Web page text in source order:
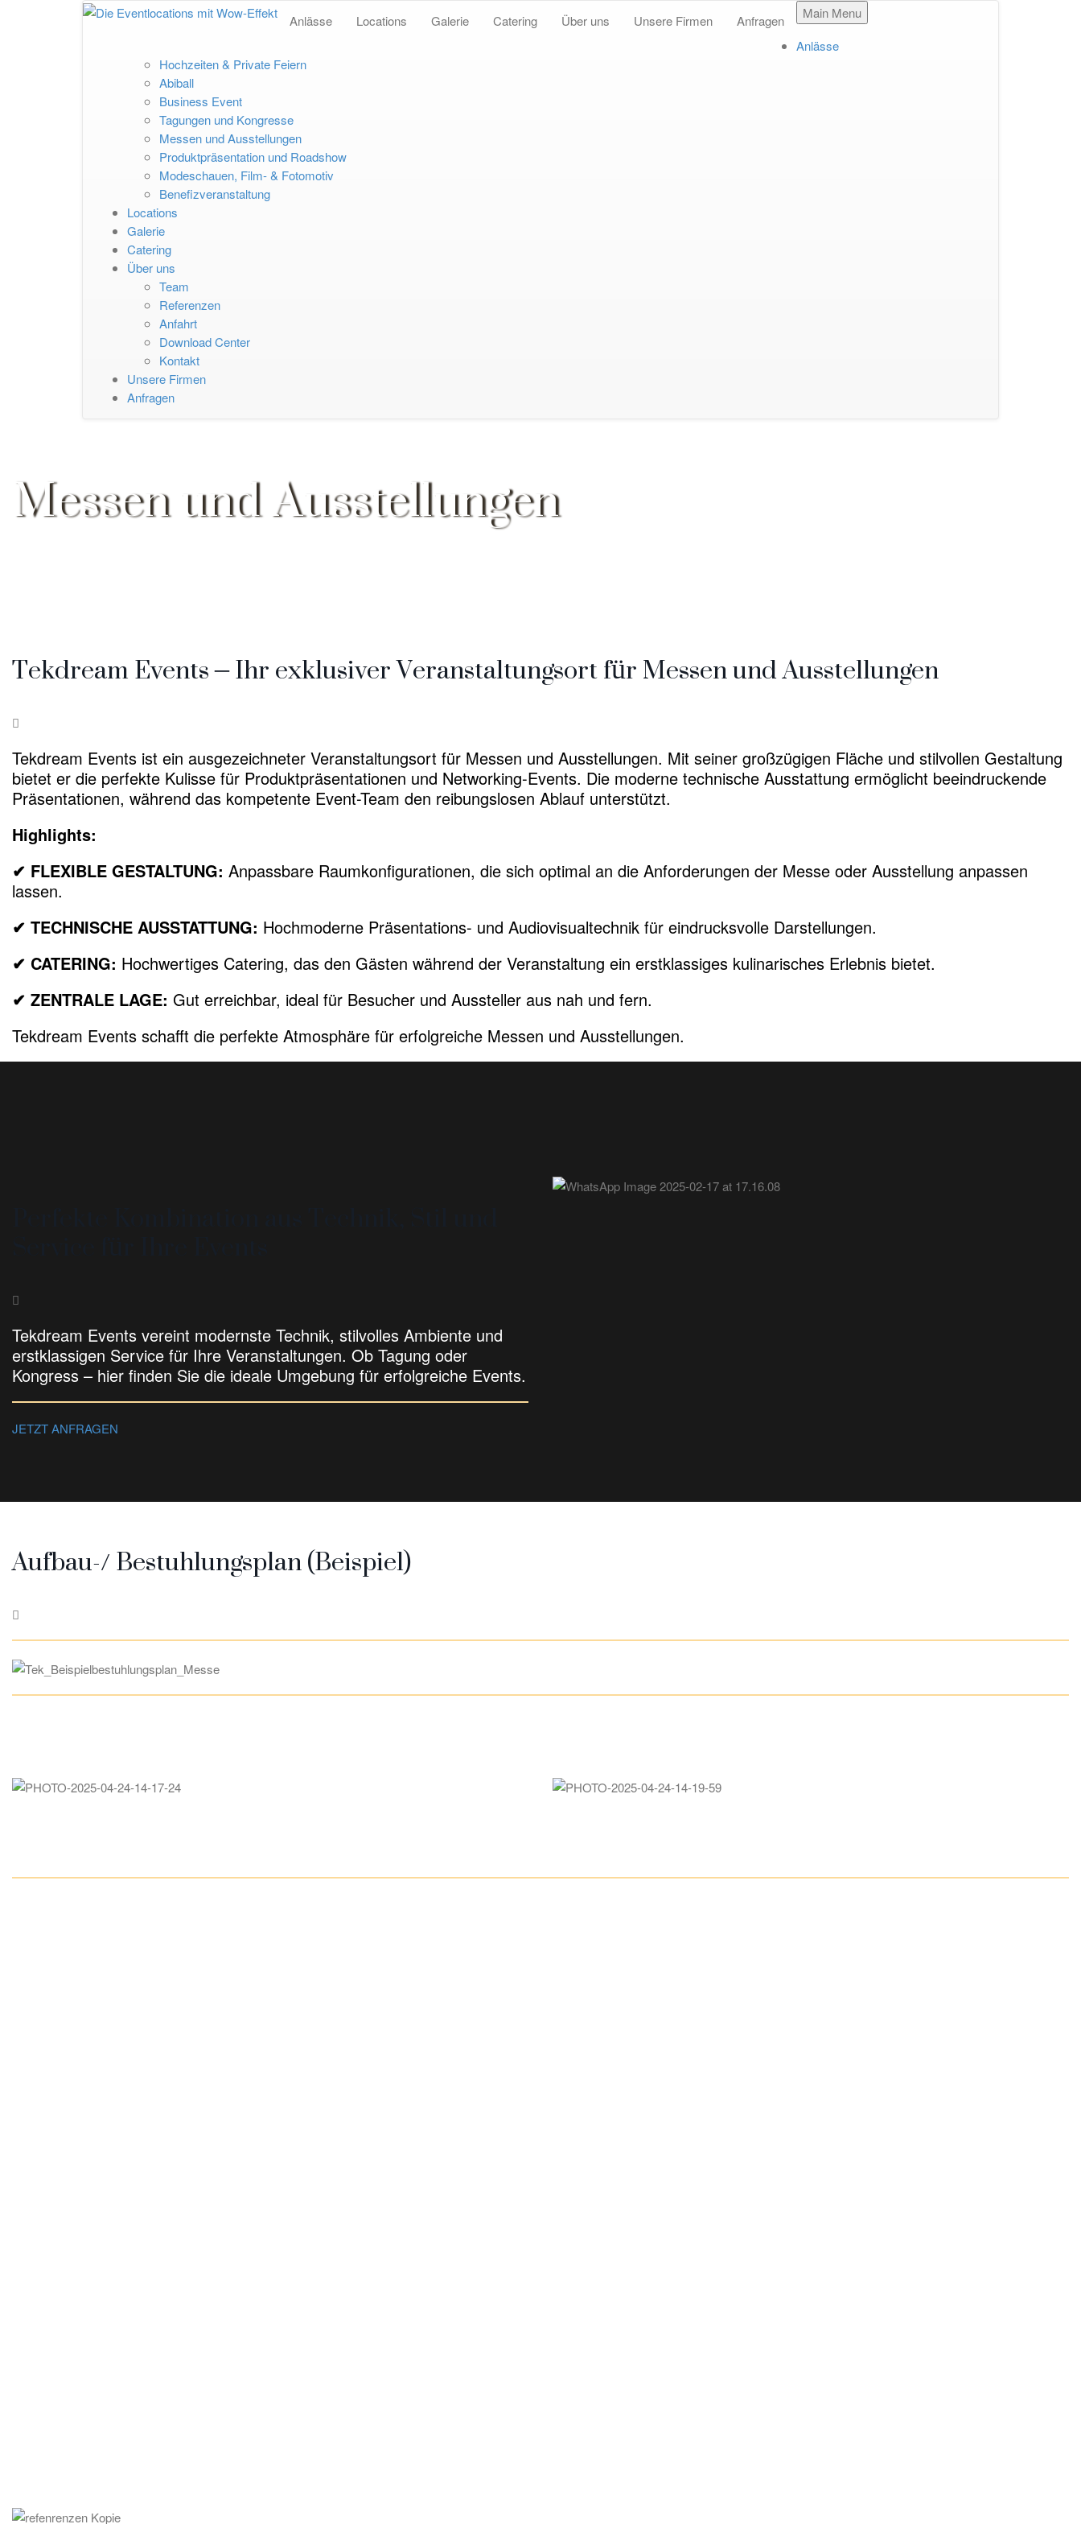
Anlässe Locations Galerie Catering Über uns Unsere Firmen Anfragen
Main Menu
Anlässe
Hochzeiten & Private Feiern
Abiball
Business Event
Tagungen und Kongresse
Messen und Ausstellungen
Produktpräsentation und Roadshow
Modeschauen, Film- & Fotomotiv
Benefizveranstaltung
Locations
Galerie
Catering
Über uns
Team
Referenzen
Anfahrt
Download Center
Kontakt
Unsere Firmen
Anfragen
Messen und Ausstellungen
Tekdream Events – Ihr exklusiver Veranstaltungsort für Messen und Ausstellungen
Tekdream Events ist ein ausgezeichneter Veranstaltungsort für Messen und Ausstellungen. Mit seiner großzügigen Fläche und stilvollen Gestaltung
bietet er die perfekte Kulisse für Produktpräsentationen und Networking-Events. Die moderne technische Ausstattung ermöglicht beeindruckende
Präsentationen, während das kompetente Event-Team den reibungslosen Ablauf unterstützt.
Highlights:
✔ FLEXIBLE GESTALTUNG: Anpassbare Raumkonfigurationen, die sich optimal an die Anforderungen der Messe oder Ausstellung anpassen
lassen.
✔ TECHNISCHE AUSSTATTUNG: Hochmoderne Präsentations- und Audiovisualtechnik für eindrucksvolle Darstellungen.
✔ CATERING: Hochwertiges Catering, das den Gästen während der Veranstaltung ein erstklassiges kulinarisches Erlebnis bietet.
✔ ZENTRALE LAGE: Gut erreichbar, ideal für Besucher und Aussteller aus nah und fern.
Tekdream Events schafft die perfekte Atmosphäre für erfolgreiche Messen und Ausstellungen.
Tekdream Events vereint modernste Technik, stilvolles Ambiente und
erstklassigen Service für Ihre Veranstaltungen. Ob Tagung oder
Kongress – hier finden Sie die ideale Umgebung für erfolgreiche Events.
JETZT ANFRAGEN
Aufbau-/ Bestuhlungsplan (Beispiel)